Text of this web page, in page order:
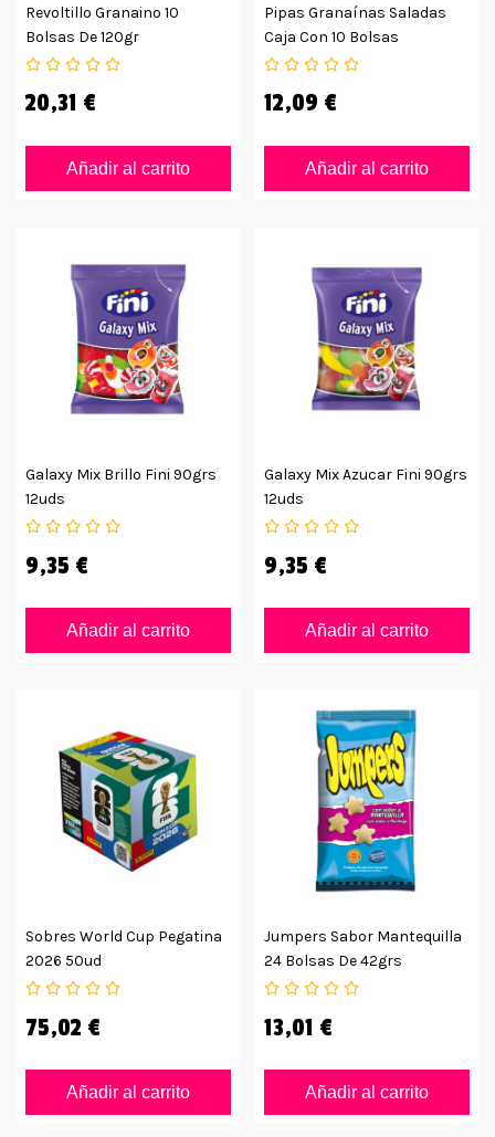
Revoltillo Granaino 10
Bolsas De 120gr
20,31 €
Añadir al carrito
Pipas Granaínas Saladas
Caja Con 10 Bolsas
12,09 €
Añadir al carrito
Galaxy Mix Brillo Fini 90grs
12uds
9,35 €
Añadir al carrito
Galaxy Mix Azucar Fini 90grs
12uds
9,35 €
Añadir al carrito
Sobres World Cup Pegatina
2026 50ud
75,02 €
Añadir al carrito
Jumpers Sabor Mantequilla
24 Bolsas De 42grs
13,01 €
Añadir al carrito